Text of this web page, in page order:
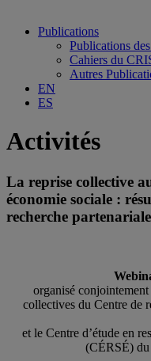
Publications
Publications
Cahiers du
Autres
EN
ES
Activités
La reprise collective
économie sociale :
recherche
organisé
collectives du Centre de
et le Centre d’étude en
(CÉRSÉ)